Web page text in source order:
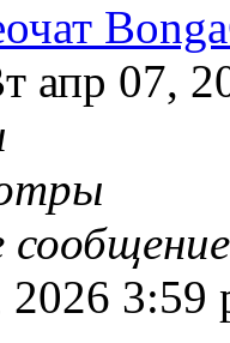
апр 07,
2026 3:59